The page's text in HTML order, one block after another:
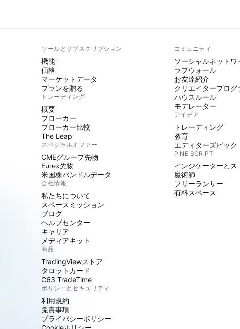
ツールとサブスクリプション
機能
価格
マーケットデータ
プランを贈る
トレーディング
概要
ブローカー
ブローカー比較
The Leap
スペシャルオファー
CMEグループ先物
Eurex先物
米国株バンドルデータ
会社情報
私たちについて
スペースミッション
ブログ
ヘルプセンター
キャリア
メディアキット
商品
TradingViewストア
タロットカード
C63 TradeTime
ポリシーとセキュリティ
利用規約
免責事項
プライバシーポリシー
Cookieポリシー
コミュニティ
ソーシャルネットワ
ラブウォール
お友達紹介
クリエイタープログ
ハウスルール
モデレーター
アイデア
トレーディング
教育
エディターズピック
PINE SCRIPT
インジケーターとス
魔術師
フリーランサー
有料スペース